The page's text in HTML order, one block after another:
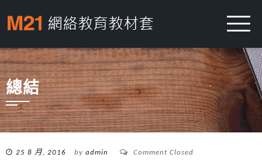
總結
25 8 月, 2016 by admin Comment Closed